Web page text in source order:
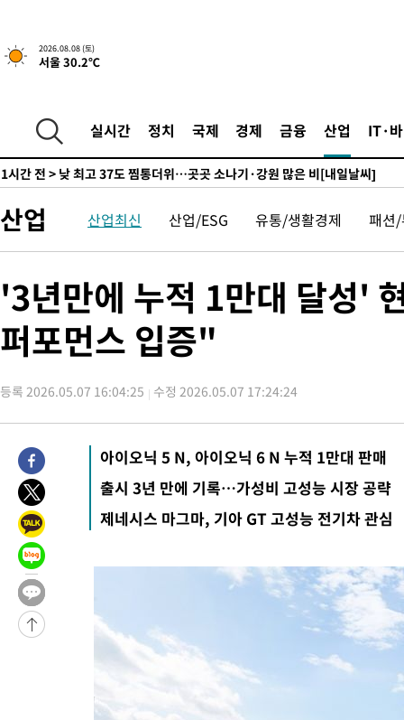
2026.08.08 (토)
서울 30.2℃
실시간 정치 국제 경제 금융 산업 IT·
실천"
-3506초 전 >이란, "오만과 '중앙 단일 루트' 합의…북쪽 인바운드·남쪽 아
드는 임시"
1시간 전 >"낮 기온 소폭 하락"…수도권 폭염중대경보, 폭염경보로 하향
1시간 전 >[단독]중수청 지원 검사들, 정원 초과 시 낮은 계급 임용…희망지
낮 최고 37도 찜통더위…곳곳 소나기·강원 많은 비[내일날씨]
2시간 전 > SK하이닉스, 용인·청주 팹에 54조 투자…"AI 메모리 수요 선제
3시간 전 >
외국인 심판 성 접대 7경기 들여다보니…한국 축구 '5승 2무'
3시간 전 >[속보]코스닥, 2.86포인트(0.36%) 내린 798.81마감
3시간 전 > [속보]원·달러 환율, 7.7원 내린 1416.1원 마감
3시간 전 >[속보] 노원서 40.1도 관측…서울, 2018년 이후 첫 40도
4시간 전 >[속보]종합특검, '계엄 수용공간 확보' 신용해 前교정본부장 기소
4시간 전 >11시간 압수수색에 성접대 파문까지…'쑥대밭' 된 축구협회
5시간 전 >[속보]규제합리화위원회 부위원장에 김태유 서울대 공대 교수…이
후임
-11991초 전 >
이강인, 폭염 속 AT마드리드 첫 훈련…80명 식사 대접까지(종
-9130초 전 >
미 사업체 일자리, 7월에 2.3만개 순감하고 그 전 2개월 10.3만
향수정 (2보)
-8578초 전 >
-4441초 전 >
[속보]이 대통령 "부동산 공급 기존 사고방식 매달리지 말고 과
실천"
-3526초 전 >
드는 임시"
1시간 전 >
"낮 기온 소폭 하락"…수도권 폭염중대경보, 폭염경보로 하향
1시간 전 >
[속보]이 대통령, '호우피해' 안동·의성 관할 4개 면 특별재난지역
1시간 전 >
[단독]중수청 지원 검사들, 정원 초과 시 낮은 계급 임용…희망지
낮 최고 37도 찜통더위…곳곳 소나기·강원 많은 비[내일날씨]
SK하이닉스, 용인·청주 팹에 54조 투자…"AI 메모리 수요 선제
여자배구 이재영·이다영 자매, 아제르바이잔 투란VC 입단
산업 산업최신 산업/ESG 유통/생활경제 패션
'3년만에 누적 1만대 달성'
퍼포먼스 입증"
등록 2026.05.07 16:04:25 수정 2026.05.07 17:24:24
아이오닉 5 N, 아이오닉 6 N 누적 1만대 판매
출시 3년 만에 기록…가성비 고성능 시장 공략
제네시스 마그마, 기아 GT 고성능 전기차 관심